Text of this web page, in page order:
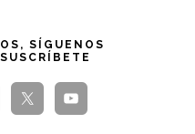
SÍGUENOS